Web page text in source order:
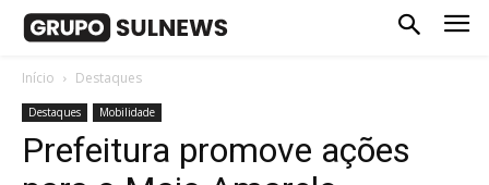
Início Destaques
Destaques Mobilidade
Prefeitura promove ações